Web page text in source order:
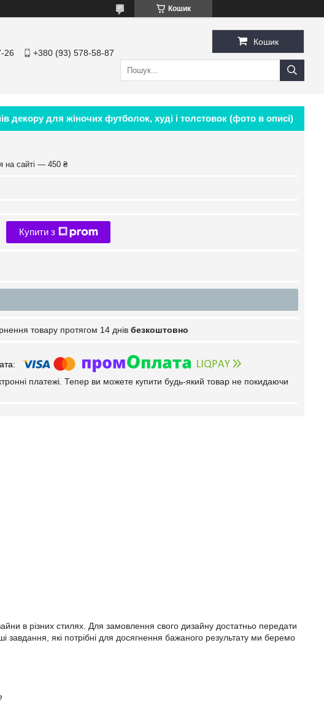
Кошик
26 +380 (93) 578-58-87
Кошик
декору для жіночих футболок, худі і толстовок (фото в описі)
на сайті — 450 ₴
Купити з
товару протягом 14 днів безкоштовно
платежі. Тепер ви можете купити будь-який товар не покидаючи
в різних стилях. Для замовлення свого дизайну достатньо передати
завдання, які потрібні для досягнення бажаного результату ми беремо